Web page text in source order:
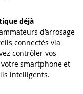
déjà
d’arrosage
connectés via
contrôler vos
smartphone et
intelligents.